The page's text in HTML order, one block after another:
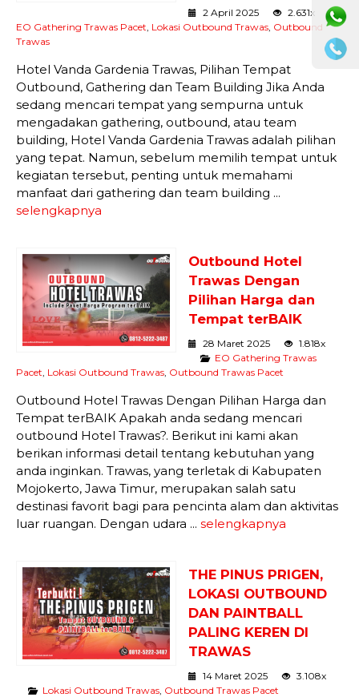
2 April 2025
2.631x
EO Gathering Trawas Pacet Lokasi Outbound Trawas Outbound
Trawas
Hotel Vanda Gardenia Trawas, Pilihan Tempat
Outbound, Gathering dan Team Building Jika Anda
sedang mencari tempat yang sempurna untuk
mengadakan gathering, outbound, atau team
building, Hotel Vanda Gardenia Trawas adalah pilihan
yang tepat. Namun, sebelum memilih tempat untuk
kegiatan tersebut, penting untuk memahami
manfaat dari gathering dan team building ...
selengkapnya
Outbound Hotel
Trawas Dengan
Pilihan Harga dan
Tempat terBAIK
28 Maret 2025
1.818x
EO Gathering Trawas
Pacet Lokasi Outbound Trawas Outbound Trawas Pacet
Outbound Hotel Trawas Dengan Pilihan Harga dan
Tempat terBAIK Apakah anda sedang mencari
outbound Hotel Trawas?. Berikut ini kami akan
berikan informasi detail tentang kebutuhan yang
anda inginkan. Trawas, yang terletak di Kabupaten
Mojokerto, Jawa Timur, merupakan salah satu
destinasi favorit bagi para pencinta alam dan aktivitas
luar ruangan. Dengan udara ... selengkapnya
THE PINUS PRIGEN,
LOKASI OUTBOUND
DAN PAINTBALL
PALING KEREN DI
TRAWAS
14 Maret 2025
3.108x
Lokasi Outbound Trawas Outbound Trawas Pacet